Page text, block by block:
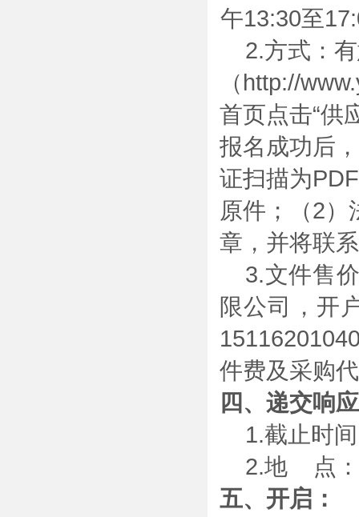
午13:30至
2.方式：
（http://
首页点击“供
报名成功后
证扫描为PDF
原件；（2）
章，并将联
3.文件售
限公司，开
件费及采购
四、递交响
1.截止时
2.地
点
五、开启：